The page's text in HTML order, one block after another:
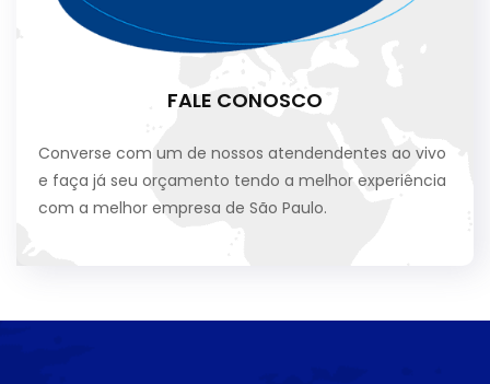
FALE CONOSCO
Converse com um de nossos atendendentes ao vivo
e faça já seu orçamento tendo a melhor experiência
com a melhor empresa de São Paulo.